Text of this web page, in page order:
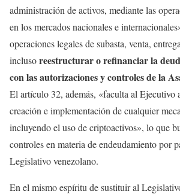
administración de activos, mediante las
en los mercados nacionales e
operaciones legales de subasta, venta,
inclusoreestructurar o refinanciar la
con las autorizaciones y controles de la
El artículo 32, además, «faculta al Ejecutivo
creación e implementación de cualquier
incluyendo el uso de criptoactivos», lo que
controles en materia de endeudamiento por
Legislativo venezolano.
En el mismo espíritu de sustituir al